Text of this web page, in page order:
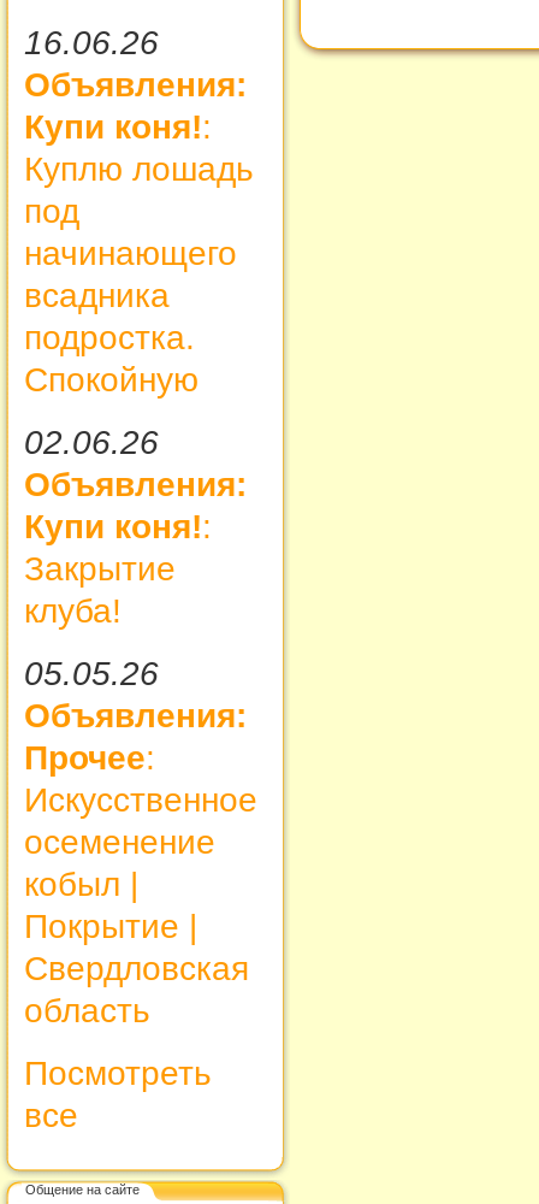
16.06.26
Объявления:
Купи коня!:
Куплю лошадь
под
начинающего
всадника
подростка.
Спокойную
02.06.26
Объявления:
Купи коня!:
Закрытие
клуба!
05.05.26
Объявления:
Прочее:
Искусственное
осеменение
кобыл |
Покрытие |
Свердловская
область
Посмотреть
все
Общение на сайте